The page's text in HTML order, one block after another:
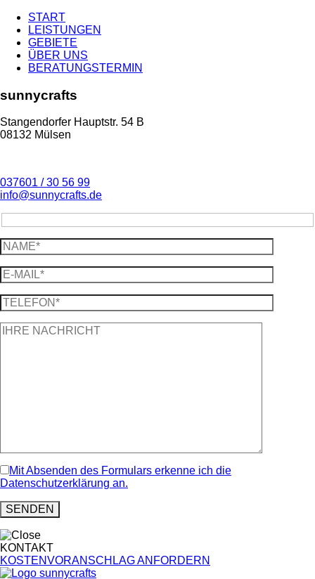
START
LEISTUNGEN
GEBIETE
ÜBER UNS
BERATUNGSTERMIN
sunnycrafts
Stangendorfer Hauptstr. 54 B
08132 Mülsen
037601 / 30 56 99
info@sunnycrafts.de
Mit Absenden des Formulars erkenne ich die
Datenschutzerklärung an.
KONTAKT
KOSTENVORANSCHLAG ANFORDERN